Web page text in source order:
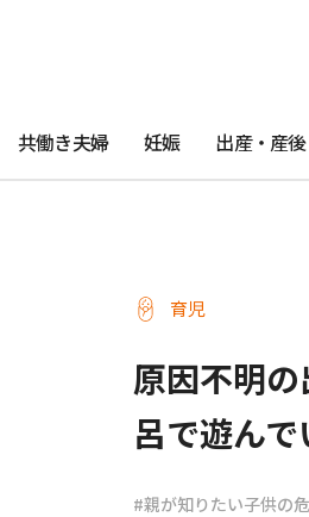
共働き夫婦 妊娠 出産・産後
育児
原因不明
呂で遊ん
#親が知りたい子供の